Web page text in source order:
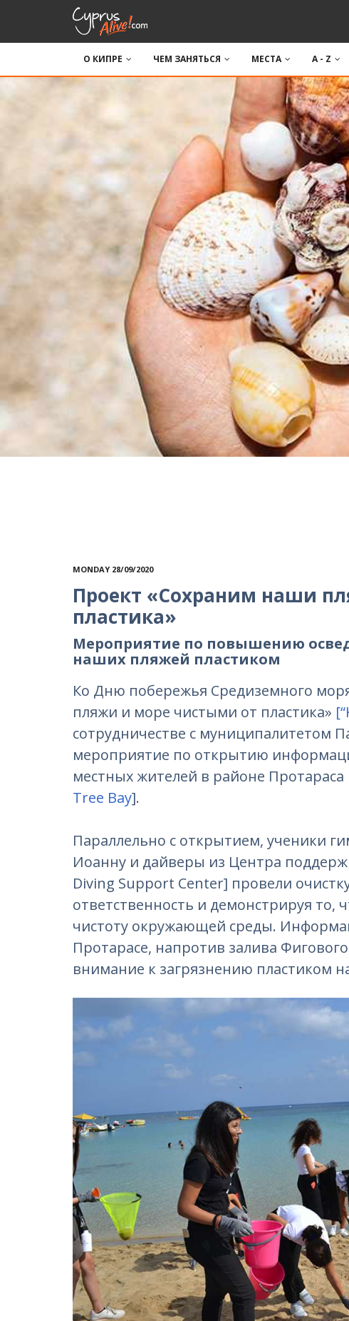
О КИПРЕ ЧЕМ ЗАНЯТЬСЯ МЕСТА A - Z
MONDAY 28/09/2020
Проект «Сохраним наши
пластика»
Мероприятие по повышению
наших пляжей пластиком
Ко Дню побережья Средиземного
пляжи и море чистыми от пластика»
сотрудничестве с муниципалитетом
мероприятие по открытию
местных жителей в районе
Tree Bay].
Параллельно с открытием, ученики
Иоанну и дайверы из Центра
Diving Support Center] провели
ответственность и демонстрируя
чистоту окружающей среды.
Протарасе, напротив залива
внимание к загрязнению пластиком